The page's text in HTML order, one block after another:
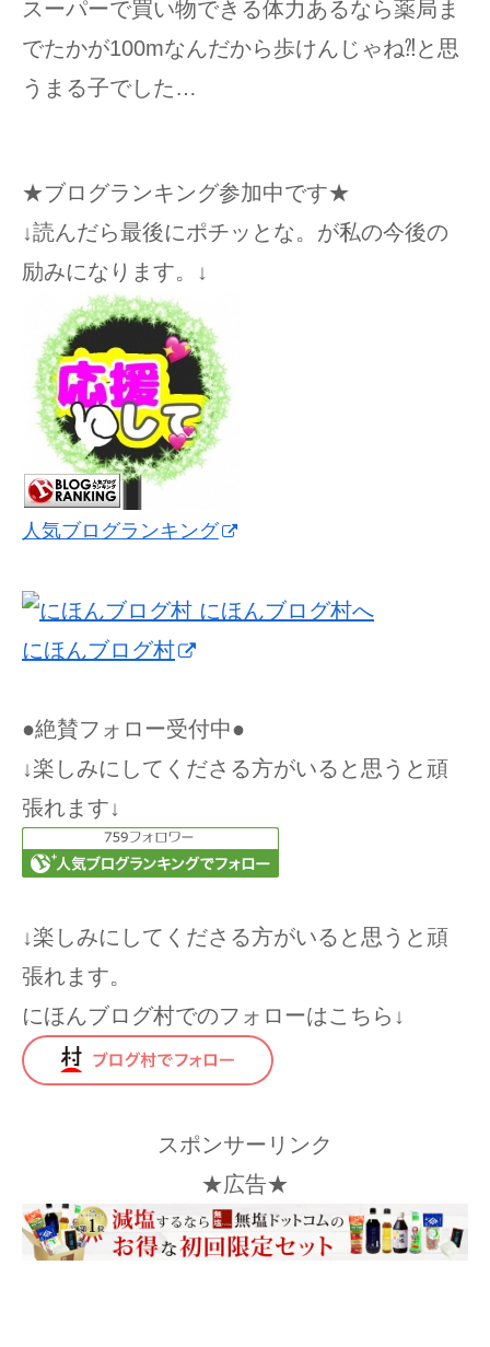
スーパーで買い物できる体力あるなら薬局ま
でたかが100mなんだから歩けんじゃね⁈と思
うまる子でした…
★ブログランキング参加中です★
↓読んだら最後にポチッとな。が私の今後の
励みになります。↓
人気ブログランキング
にほんブログ村
●絶賛フォロー受付中●
↓楽しみにしてくださる方がいると思うと頑
張れます↓
↓楽しみにしてくださる方がいると思うと頑
張れます。
にほんブログ村でのフォローはこちら↓
スポンサーリンク
★広告★